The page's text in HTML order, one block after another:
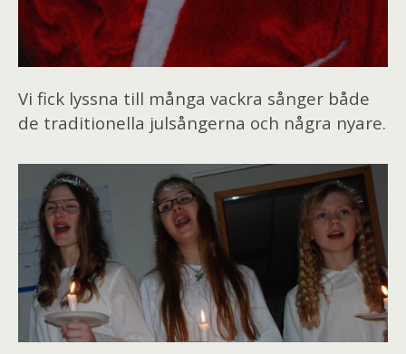
Vi fick lyssna till många vackra sånger både
de traditionella julsångerna och några nyare.